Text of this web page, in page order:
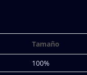
Tamaño
100%